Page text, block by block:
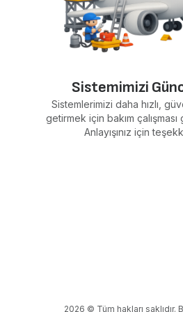
Sistemimizi
Sistemlerimizi daha hızlı,
getirmek için bakım
Anlayışınız için
2026 © Tüm hakları saklıdır.